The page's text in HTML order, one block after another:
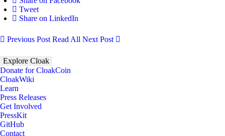
Tweet
Share on LinkedIn
Previous Post Read All Next Post
Explore Cloak
Donate for CloakCoin
CloakWiki
Learn
Press Releases
Get Involved
PressKit
GitHub
Contact